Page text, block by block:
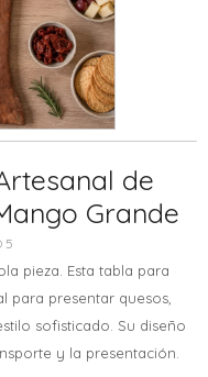
de
Grande
5
pieza. Esta tabla para
para presentar quesos,
sofisticado. Su diseño
y la presentación.